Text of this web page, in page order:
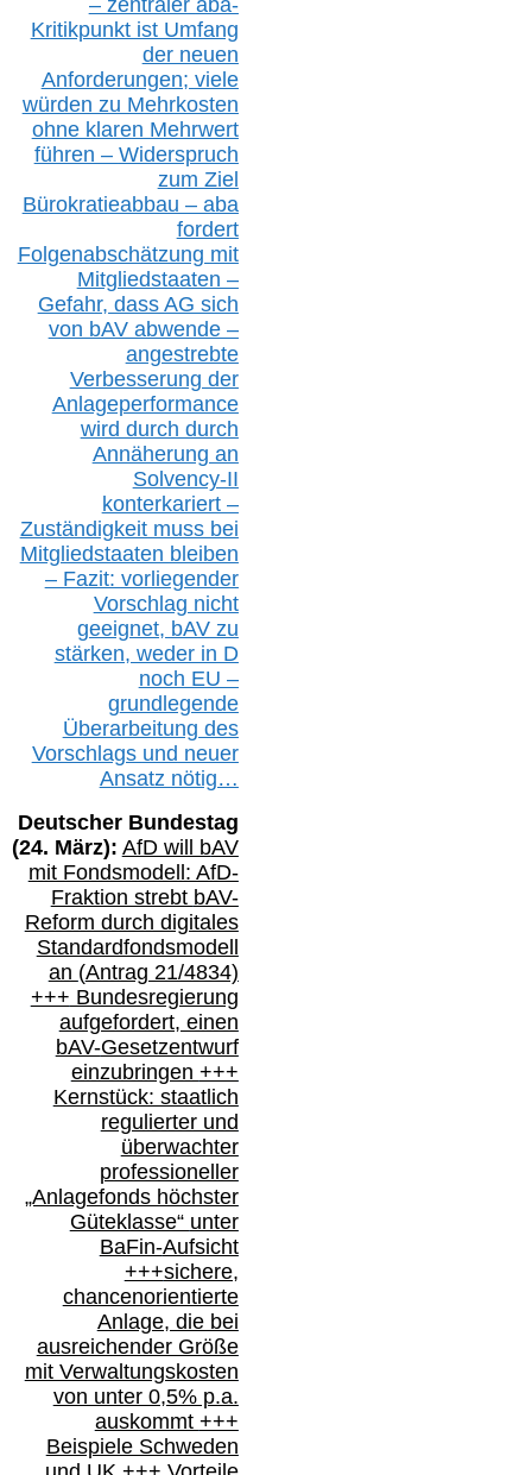
Kritikpunkt ist Umfang
der neuen
Anforderungen; viele
würden zu Mehrkosten
ohne klaren Mehrwert
führen – Widerspruch
zum Ziel
Bürokratieabbau – aba
fordert
Folgenabschätzung mit
Mitgliedstaaten –
Gefahr, dass AG sich
von bAV abwende –
angestrebte
Verbesserung der
Anlageperformance
wird durch durch
Annäherung an
Solvency-II
konterkariert –
Zuständigkeit muss bei
Mitgliedstaaten bleiben
– Fazit: vorliegender
Vorschlag nicht
geeignet, bAVzu
stärken, weder in D
noch EU –
grundlegende
Überarbeitung des
Vorschlags und neuer
Ansatz nötig…
Deutscher Bundestag
(24. März): AfD will bAV
mit Fondsmodell: AfD-
Fraktion strebt bAV-
Reform durch digitales
Standardfondsmodell
an (Antrag 21/4834)
+++ Bundesregierung
aufgefordert, einen
bAV-Gesetzentwurf
einzubringen +++
Kernstück: staatlich
regulierter und
überwachter
professioneller
„Anlagefonds höchster
Güteklasse“ unter
BaFin-Aufsicht
+++sichere,
chancenorientierte
Anlage, die bei
ausreichender Größe
mit Verwaltungskosten
von unter 0,5% p.a.
auskommt +++
Beispiele Schweden